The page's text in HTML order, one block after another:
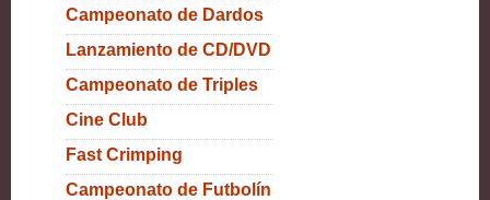
Campeonato de Dardos
Lanzamiento de CD/DVD
Campeonato de Triples
Cine Club
Fast Crimping
Campeonato de Futbolín